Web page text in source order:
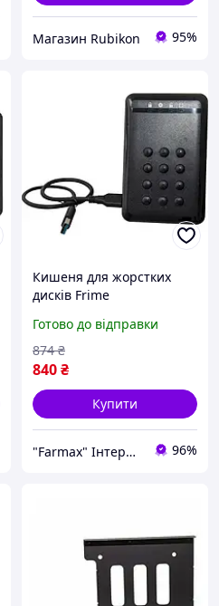
Магазин Rubikon 95%
Кишеня для жорстких
дисків Frime
USB 3.0 Black
Готово до відправки
840₴
874 ₴
Купити
"Farmax" Інтернет-магазин комп'ютерної та побутової техніки 96%